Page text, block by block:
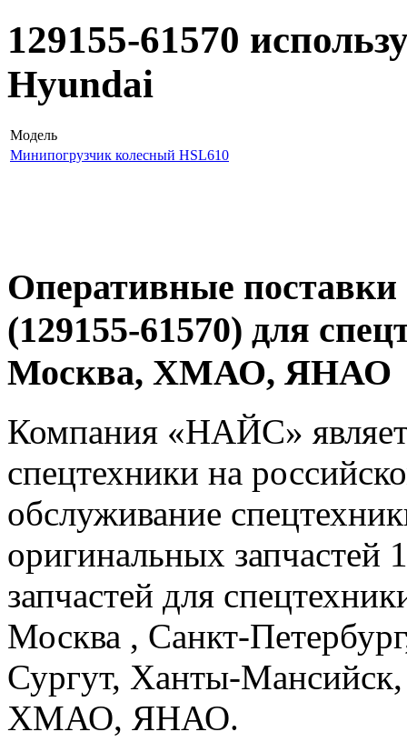
129155-61570
Hyundai
Модель
Минипогрузчик колесный HSL610
Оперативные
(129155-61570) для
Москва, ХМАО, ЯНАО
Компания «НАЙС»
спецтехники на
обслуживание
оригинальных
запчастей для
Москва , Санкт-
Сургут, Ханты-
ХМАО, ЯНАО.